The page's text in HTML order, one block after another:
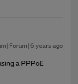
years ago
a PPPoE